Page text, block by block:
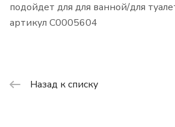
подойдет для для ванной/для
артикул С0005604
Назад к списку